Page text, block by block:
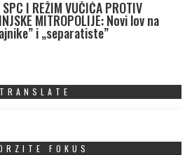
I REŽIM VUČIĆA PROTIV
MITROPOLIJE: Novi lov na
i „separatiste”
TRANSLATE
FOKUS